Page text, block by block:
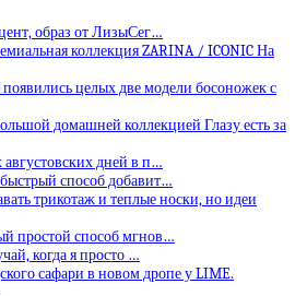
образ от ЛизыСег…
коллекция ZARINA / ICONIC На
целых две модели босоножек с
домашней коллекцией Глазу есть за
августовских дней в п…
способ добавит…
трикотаж и теплые носки, но идеи
простой способ мгнов…
когда я просто …
сафари в новом дропе у LIME.